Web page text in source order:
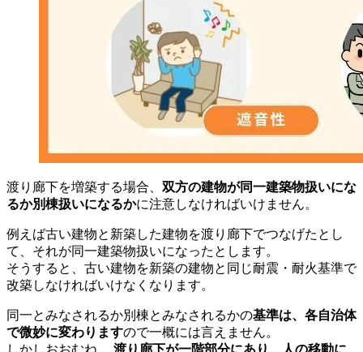
渡り廊下を増築する場合、 双方の建物が同一建築物扱いにな
るか別棟扱いになるかに注意しなければいけません。
例えば古い建物と新築した建物を渡り廊下でつなげたとし
て、それが同一建築物扱いになったとします。
そうすると、古い建物を新築の建物と同じ耐震・耐火基準で
改築しなければいけなくなります。
同一とみなされるか別棟とみなされるかの基準は、各自治体
で微妙に変わりますので一概には言えません。
しかしおおむね、
渡り廊下が一階部分にあり、人の移動に